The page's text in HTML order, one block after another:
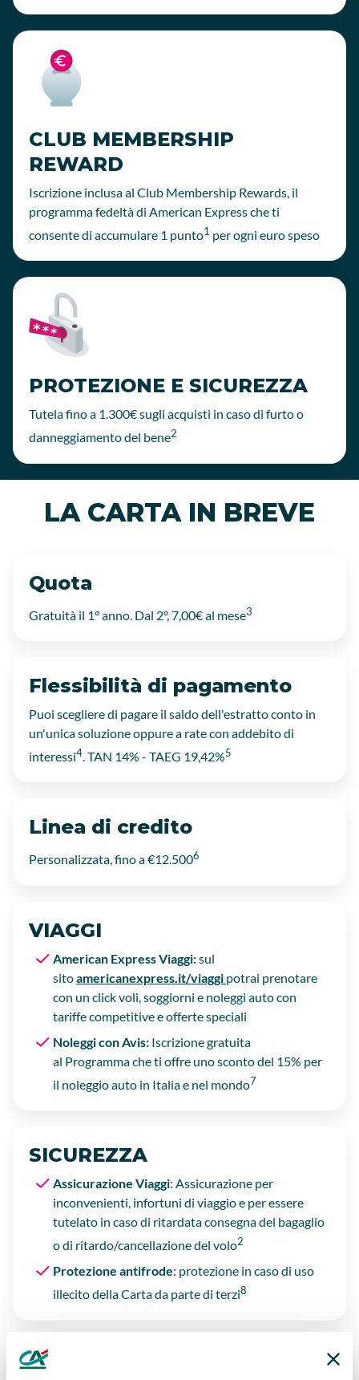
CLUB MEMBERSHIP
REWARD
Iscrizione inclusa al Club Membership Rewards, il
programma fedeltà di American Express che ti
consente di accumulare 1 punto1 per ogni euro speso
PROTEZIONE E SICUREZZA
Tutela fino a 1.300€ sugli acquisti in caso di furto o
danneggiamento del bene2
LA CARTA IN BREVE
Quota
Gratuità il 1° anno. Dal 2°, 7,00€ al mese3
Flessibilità di pagamento
Puoi scegliere di pagare il saldo dell'estratto conto in
un'unica soluzione oppure a rate con addebito di
interessi4. TAN 14% - TAEG 19,42%5
Linea di credito
Personalizzata, fino a €12.5006
VIAGGI
American Express Viaggi:sul
sitoamericanexpress.it/viaggi potrai prenotare
con un click voli, soggiorni e noleggi auto con
tariffe competitive e offerte speciali
Noleggi con Avis: Iscrizione gratuita
al Programma che ti offre uno sconto del 15% per
il noleggio auto in Italia e nel mondo7
SICUREZZA
Assicurazione Viaggi: Assicurazione per
inconvenienti, infortuni di viaggio e per essere
tutelato in caso di ritardata consegna del bagaglio
o di ritardo/cancellazione del volo2
Protezione antifrode: protezione in caso di uso
illecito della Carta da parte di terzi8
ACQUISTI VANTAGGIOSI,